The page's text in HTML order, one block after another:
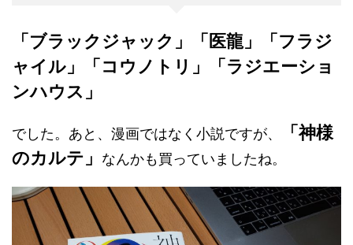
「ブラックジャック」「医龍」「フラジ
ャイル」「コウノトリ」「ラジエーショ
ンハウス」
でした。あと、漫画ではなく小説ですが、
「神様
のカルテ」
なんかも買っていましたね。